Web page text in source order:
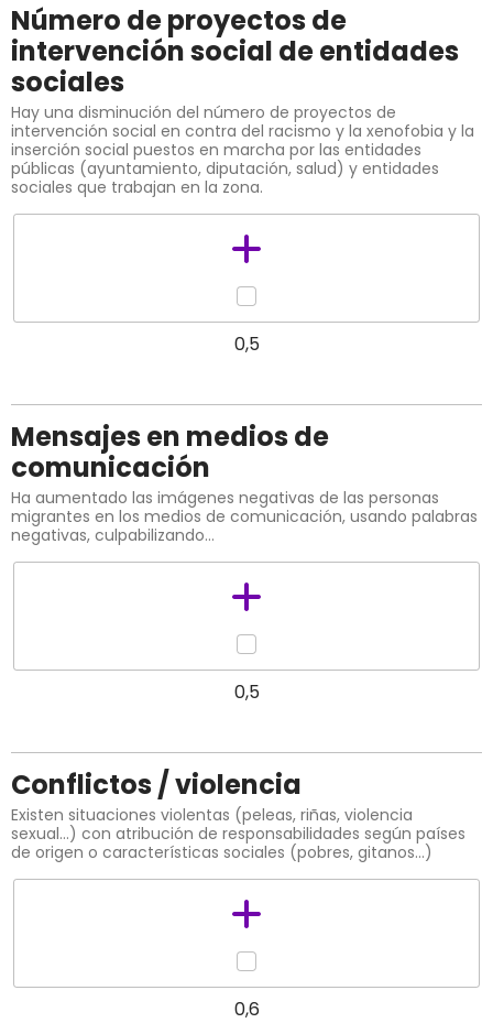
Número de proyectos de
intervención social de entidades
sociales
Hay una disminución del número de proyectos de
intervención social en contra del racismo y la xenofobia y la
inserción social puestos en marcha por las entidades
públicas (ayuntamiento, diputación, salud) y entidades
sociales que trabajan en la zona.
0,5
Mensajes en medios de
comunicación
Ha aumentado las imágenes negativas de las personas
migrantes en los medios de comunicación, usando palabras
negativas, culpabilizando…
0,5
Conflictos / violencia
Existen situaciones violentas (peleas, riñas, violencia
sexual…) con atribución de responsabilidades según países
de origen o características sociales (pobres, gitanos…)
0,6